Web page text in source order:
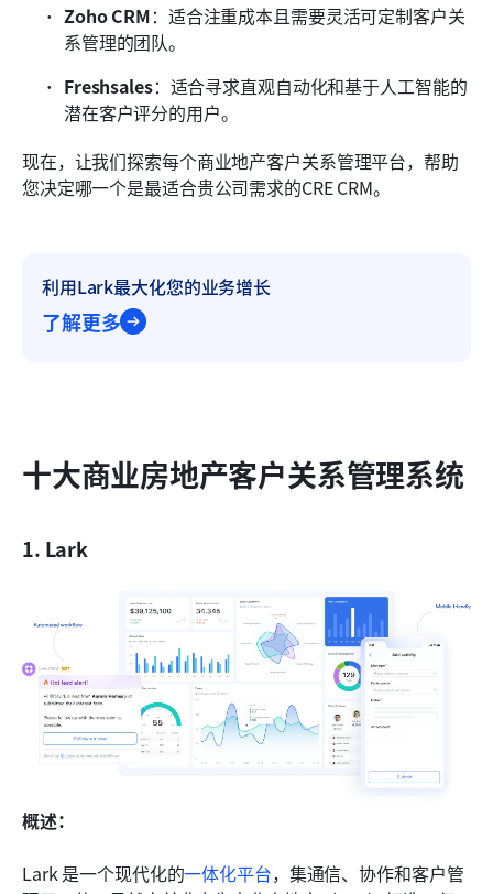
Zoho CRM：适合注重成本且需要灵活可定制客户关
系管理的团队。
Freshsales：适合寻求直观自动化和基于人工智能的
潜在客户评分的用户。
现在，让我们探索每个商业地产客户关系管理平台，帮助
您决定哪一个是最适合贵公司需求的CRE CRM。
利用Lark最大化您的业务增长
了解更多
十大商业房地产客户关系管理系统
1. Lark
概述：
Lark 是一个现代化的一体化平台，集通信、协作和客户管